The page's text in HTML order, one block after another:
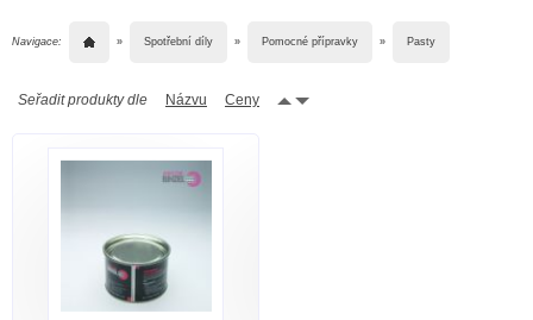
Navigace: » Spotřební díly » Pomocné přípravky » Pasty
Seřadit produkty dle Názvu Ceny